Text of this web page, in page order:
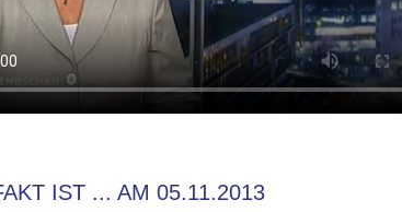
IST ... AM 05.11.2013